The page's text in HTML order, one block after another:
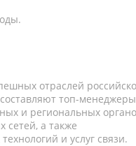
отраслей
топ-
и региональных
сетей, а также
и услуг связи.